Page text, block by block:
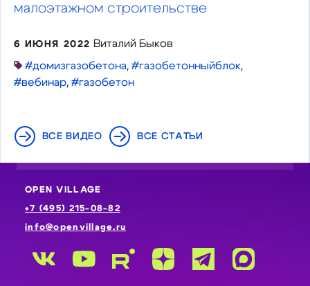
малоэтажном строительстве
6 ИЮНЯ 2022 Виталий Быков
#домизгазобетона, #газобетонныйблок,
#вебинар, #газобетон
ВСЕ ВИДЕО ВСЕ СТАТЬИ
OPEN VILLAGE
+7 (495) 215-08-82
info@openvillage.ru